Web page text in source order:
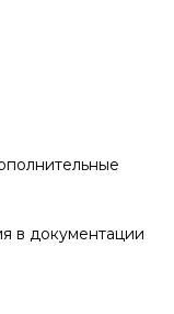
в документации